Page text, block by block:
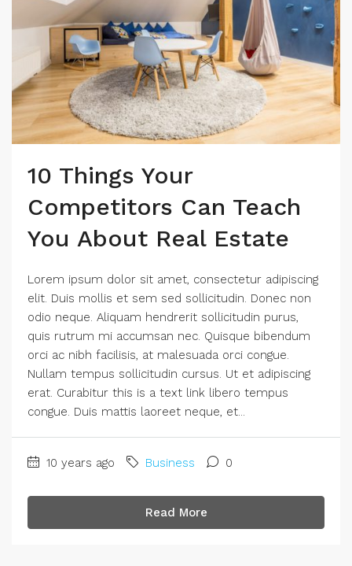
10 Things Your
Competitors Can Teach
You About Real Estate
Lorem ipsum dolor sit amet, consectetur adipiscing
elit. Duis mollis et sem sed sollicitudin. Donec non
odio neque. Aliquam hendrerit sollicitudin purus,
quis rutrum mi accumsan nec. Quisque bibendum
orci ac nibh facilisis, at malesuada orci congue.
Nullam tempus sollicitudin cursus. Ut et adipiscing
erat. Curabitur this is a text link libero tempus
congue. Duis mattis laoreet neque, et...
10 years ago Business 0
Read More